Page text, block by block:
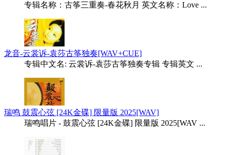
专辑名称：古筝三重奏-春花秋月 英文名称：Love ...
龙音-云裳诉-袁莎古筝独奏[WAV+CUE]
专辑中文名: 云裳诉-袁莎古筝独奏专辑 专辑英文 ...
瑞鸣 鼓震心弦 [24K金碟] 限量版 2025[WAV]
瑞鸣唱片 - 鼓震心弦 [24K金碟] 限量版 2025[WAV ...